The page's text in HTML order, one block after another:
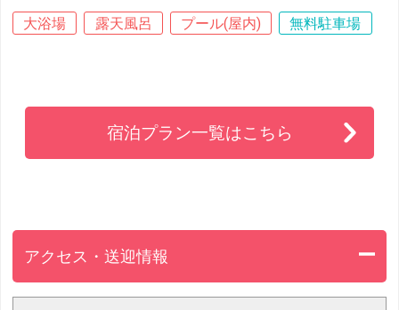
大浴場 露天風呂 プール(屋内) 無料駐車場
宿泊プラン一覧はこちら
アクセス・送迎情報